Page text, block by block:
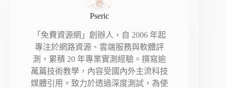
Pseric
「免費資源網」創辦人，自 2006 年起
專注於網路資源、雲端服務與軟體評
測，累積 20 年專業實測經驗。撰寫逾
萬篇技術教學，內容受國內外主流科技
媒體引用。致力於透過深度測試，為使